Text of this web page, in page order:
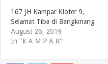
167 JH Kampar Kloter 9,
Selamat Tiba di Bangkinang
August 26, 2019
In "K A M P A R"